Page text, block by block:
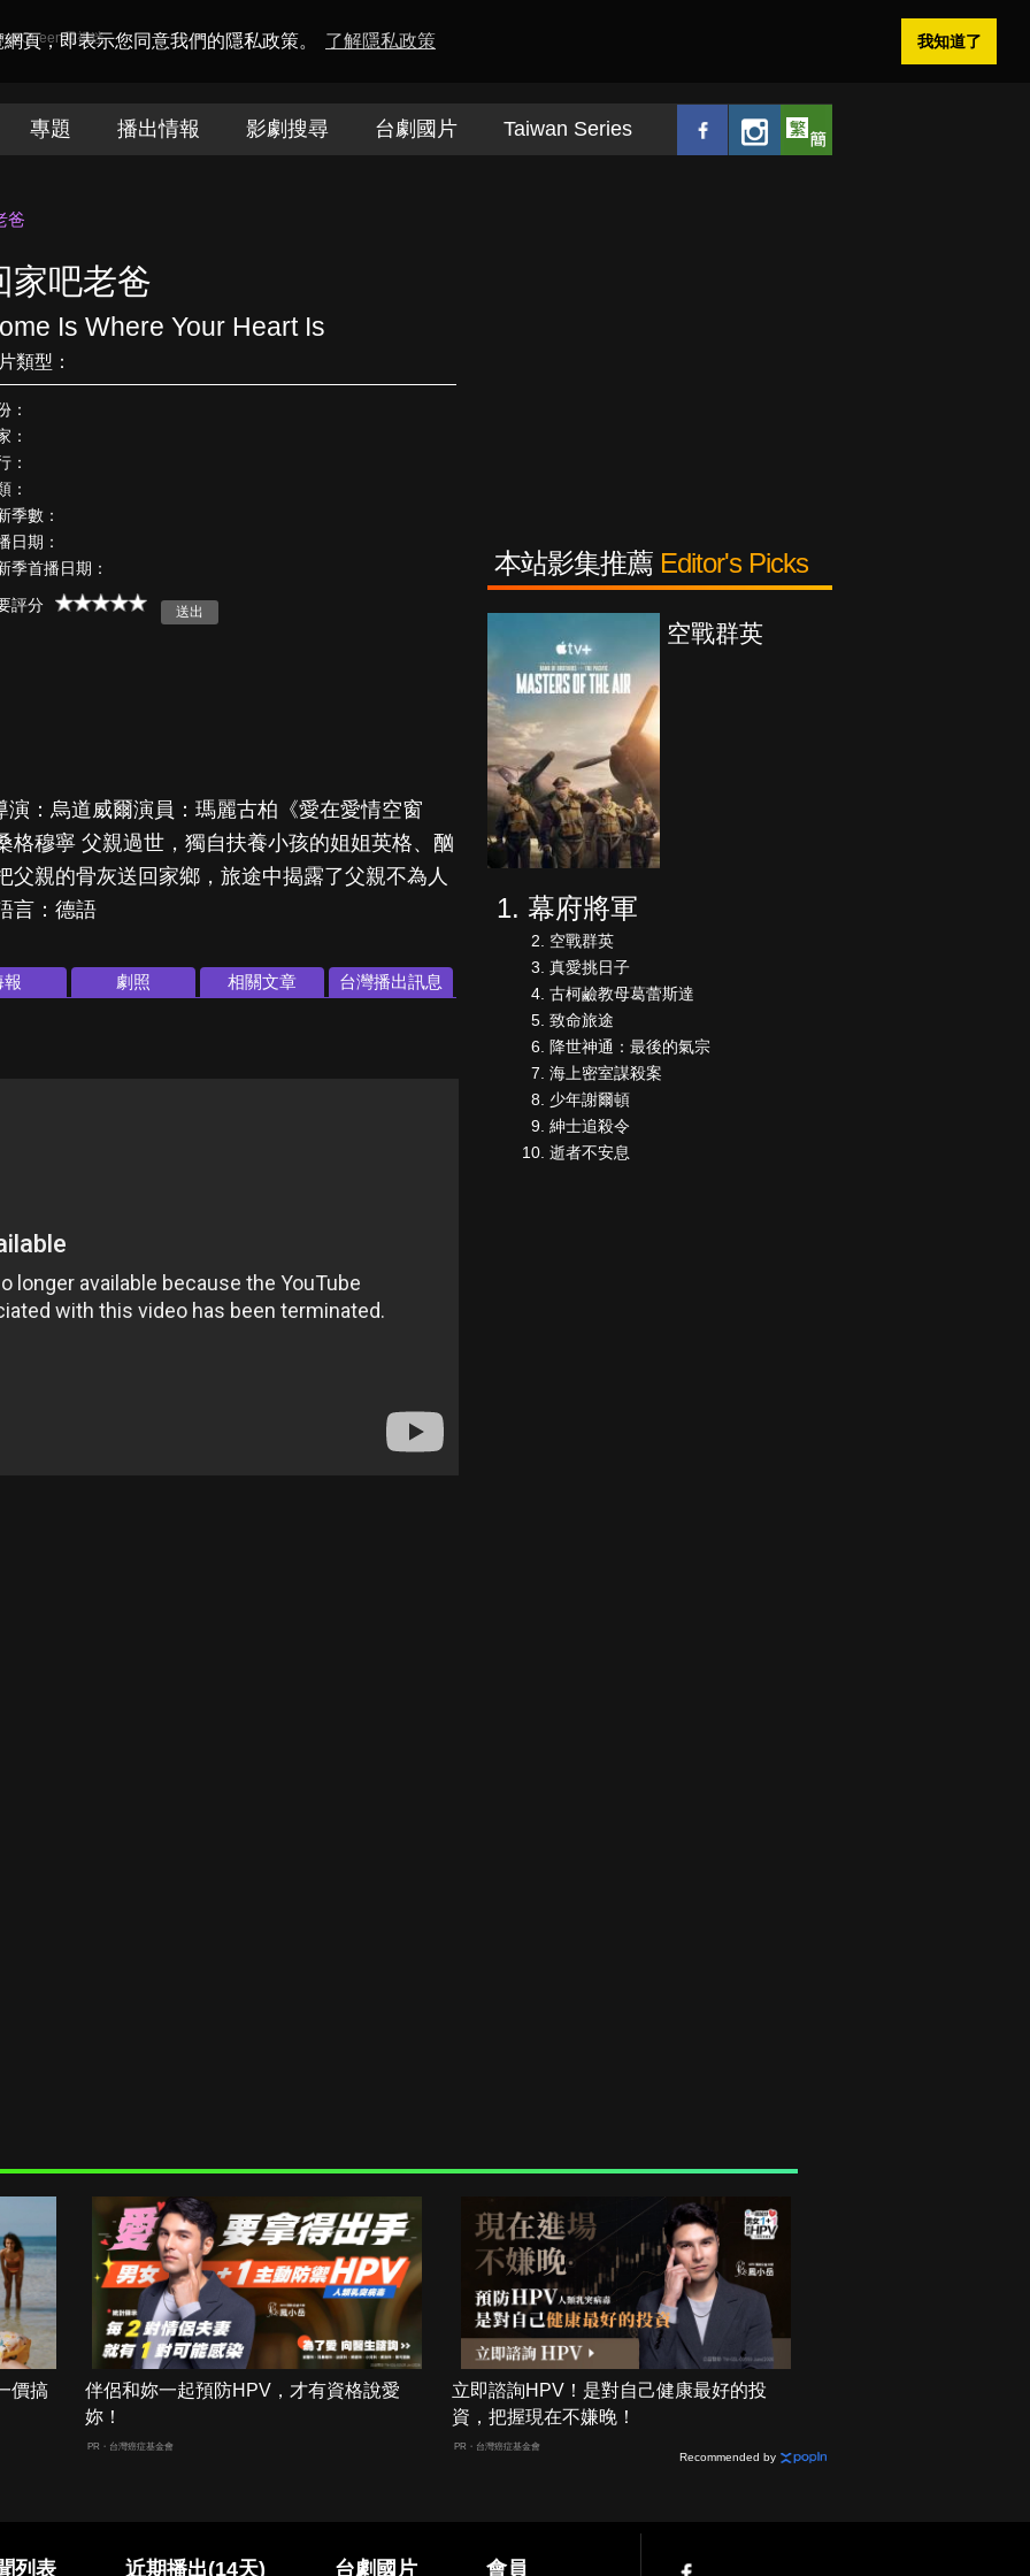
頁，即表示您同意我們的隱私政策。 了解隱私政策 我知道了
電視迷
專題 播出情報 影劇搜尋 台劇國片 Taiwan Series
爸
家吧老爸
Is Where Your Heart Is
類型：
：
：
：
：
季數：
日期：
季首播日期：
評分
：烏道威爾演員：瑪麗古柏《愛在愛情空窗
格穆寧 父親過世，獨自扶養小孩的姐姐英格、酗
父親的骨灰送回家鄉，旅途中揭露了父親不為人
言：德語
報 劇照 相關文章 台灣播出訊息
本站影集推薦 Editor's Picks
空戰群英
幕府將軍
空戰群英
真愛挑日子
古柯鹼教母葛蕾斯達
致命旅途
降世神通：最後的氣宗
海上密室謀殺案
少年謝爾頓
紳士追殺令
逝者不安息
價搞
伴侶和妳一起預防HPV，才有資格說愛
妳！
PR・台灣癌症基金會
立即諮詢HPV！是對自己健康最好的投
資，把握現在不嫌晚！
PR・台灣癌症基金會
Recommended by
列表 近期播出(14天) 台劇國片 會員